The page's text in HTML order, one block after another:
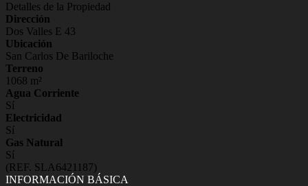
Detalles de la Propiedad
Dirección
Dos Valles E 43
Ubicación
San Carlos De Bariloche
Terreno
1068 m²
Agua Corriente
Sí
Electricidad
Sí
Gas Natural
Sí
(REF. SLA6421187)
INFORMACIÓN BÁSICA